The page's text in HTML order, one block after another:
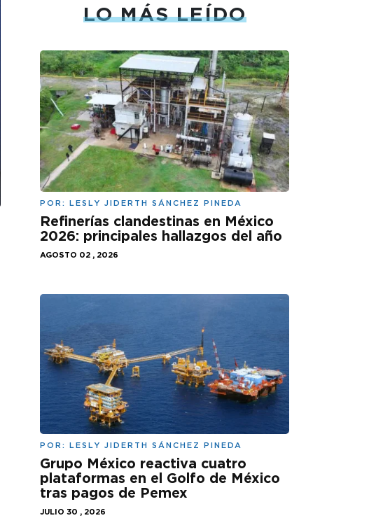
LO MÁS LEÍDO
POR: LESLY JIDERTH SÁNCHEZ PINEDA
Refinerías clandestinas en México
2026: principales hallazgos del año
AGOSTO 02 , 2026
POR: LESLY JIDERTH SÁNCHEZ PINEDA
Grupo México reactiva cuatro
plataformas en el Golfo de México
tras pagos de Pemex
JULIO 30 , 2026